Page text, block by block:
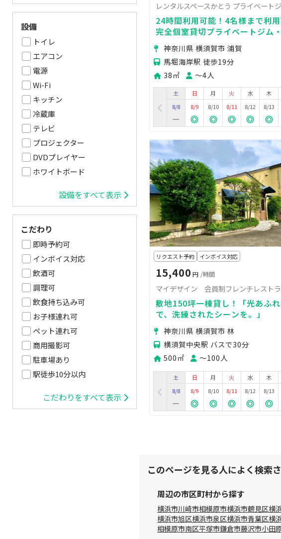
設備
テレビ
キッチン
プロジェクター
ホワイトボード
DVDプレイヤー
トイレ
冷蔵庫
エアコン
電源
Wi-Fi
設備をすべて表示
こだわり
即時予約可
インボイス対応
駅徒歩10分以内
飲酒可
調理可
飲食持ち込み可
お子様連れ可
ペット連れ可
商用撮影可
駐車場あり
こだわりをすべて表示
レンタルスペースかとう プライベート
24時間利用可能！4名様まで利
完全個室貸切プライベートジム
も最適！（お子様同伴可）
神奈川県 横須賀市 浦賀
馬堀海岸駅 徒歩19分
38㎡
〜4人
土
8/8
日
8/9
月
8/10
火
8/11
水
8/12
木
8/13
リクエスト予約 インボイス対応
15,400 円 /時間
マイデザイン 会員制フレンチレスト
敷地150坪一棟貸し！「光あふ
で、洗練されたシーンを。」
神奈川県 横須賀市 林
横須賀中央駅 バスで30分
500㎡
〜100人
土
8/8
日
8/9
月
8/10
火
8/11
水
8/12
木
8/13
このページを見る人によく検索
周辺の市区町村から探す
横浜市川崎市相模原市横浜市鶴見区横
横浜市旭区横浜市泉区横浜市青葉区横
相模原市南区平塚市鎌倉市藤沢市小田